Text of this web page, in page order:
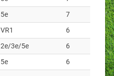
5e
7
VR1
6
2e/3e/5e
6
5e 6